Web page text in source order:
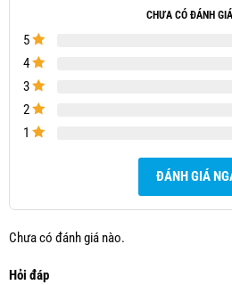
CHƯA CÓ ĐÁNH
5
4
3
2
1
ĐÁNH GIÁ
Chưa có đánh giá nào.
Hỏi đáp